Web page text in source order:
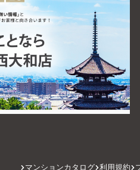
マンションカタログ 利用規約